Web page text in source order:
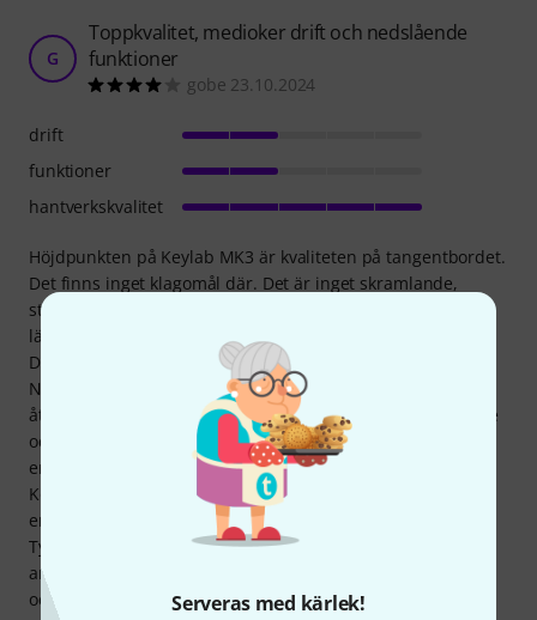
Serveras med kärlek!
G
Toppkvalitet, medioker drift och nedslående
funktioner
gobe 23.10.2024
Höjdpunkten på Keylab MK3 är kvaliteten på tangentbordet.
Det finns inget klagomål där. Det är inget skramlande,
stoppet känns lätt igen. Kanalens aftertouch kan vara lite
lättare att svara på. Frigöringshastighetsfunktionen är ny.
Det är synd: Tyvärr fungerade inte Poly Aftertouch. Det blir
NI glada för. Och Midi 2.0 har också fallit offer för
åtstramningar. Jag har också Keylab MK2 49, men jag köpte
också Keylab MK3 61 på grund av de 61 nycklarna. MK2 är
en aning mjukare att spela, skillnaderna är minimala.
Kodare och faders är nu beröringskänsliga. Skärmen har
ersatts av en mycket bra färgskärm och är tillräckligt stor.
Tyvärr är den inte antireflex. Användning: Nytt är
användarvägledningen med skärmen, kontexttangenterna
och kodaren. Eftersom det inte finns någon skiftnyckel
drift
funktioner
hantverkskvalitet